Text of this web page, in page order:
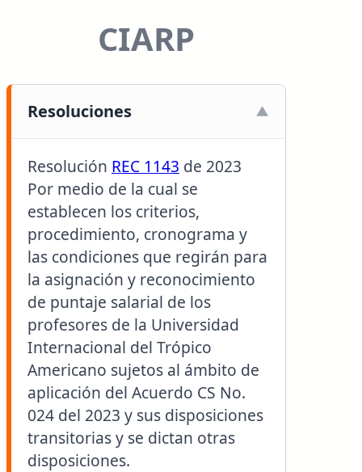
CIARP
Resoluciones
Resolución REC 1143 de 2023
Por medio de la cual se
establecen los criterios,
procedimiento, cronograma y
las condiciones que regirán para
la asignación y reconocimiento
de puntaje salarial de los
profesores de la Universidad
Internacional del Trópico
Americano sujetos al ámbito de
aplicación del Acuerdo CS No.
024 del 2023 y sus disposiciones
transitorias y se dictan otras
disposiciones.